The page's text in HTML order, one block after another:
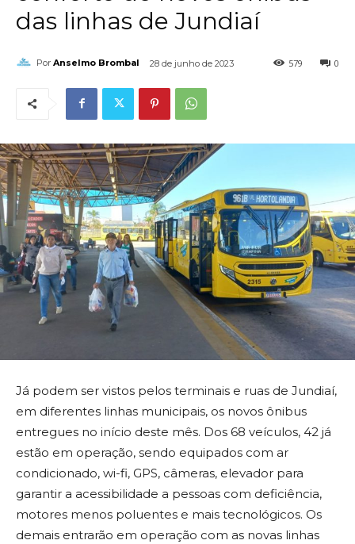
das linhas de Jundiaí
Por Anselmo Brombal 28 de junho de 2023 0
579
Já podem ser vistos pelos terminais e ruas de Jundiaí,
em diferentes linhas municipais, os novos ônibus
entregues no início deste mês. Dos 68 veículos, 42 já
estão em operação, sendo equipados com ar
condicionado, wi-fi, GPS, câmeras, elevador para
garantir a acessibilidade a pessoas com deficiência,
motores menos poluentes e mais tecnológicos. Os
demais entrarão em operação com as novas linhas